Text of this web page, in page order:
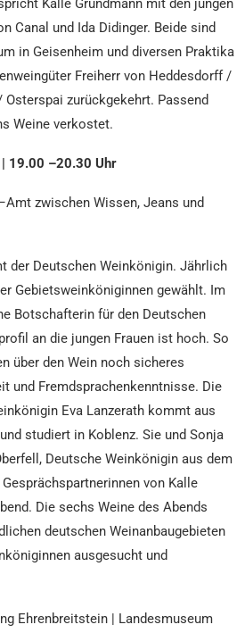
Canal und Ida Didinger. Beide sind
in Geisenheim und diversen Praktika
Freiherr von Heddesdorff /
zurückgekehrt. Passend
Weine verkostet.
19.00 –20.30 Uhr
zwischen Wissen, Jeans und
der Deutschen Weinkönigin. Jährlich
Gebietsweinköniginnen gewählt. Im
Botschafterin für den Deutschen
an die jungen Frauen ist hoch. So
über den Wein noch sicheres
und Fremdsprachenkenntnisse. Die
Eva Lanzerath kommt aus
studiert in Koblenz. Sie und Sonja
Deutsche Weinkönigin aus dem
von Kalle
Die sechs Weine des Abends
deutschen Weinanbaugebieten
ausgesucht und
Ehrenbreitstein | Landesmuseum